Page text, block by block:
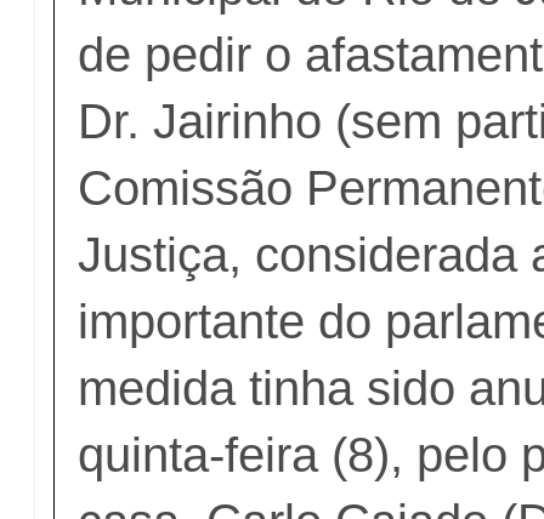
de pedir o
Dr. Jairinho (sem
Comissão
Justiça, considerada
importante do
medida tinha sido
quinta-feira (8), pelo